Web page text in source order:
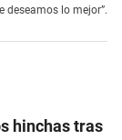
deseamos lo mejor”.
hinchas tras